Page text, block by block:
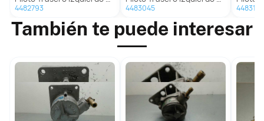
4482793 4483045 4483135
También te puede interesar